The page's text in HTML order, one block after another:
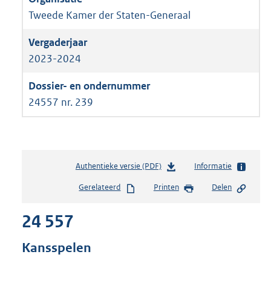
Tweede Kamer der Staten-Generaal
2023-2024
24557 nr. 239
Authentieke versie (PDF)b
s
Informatie
Gerelateerd Printen Delen
24 557
Kansspelen